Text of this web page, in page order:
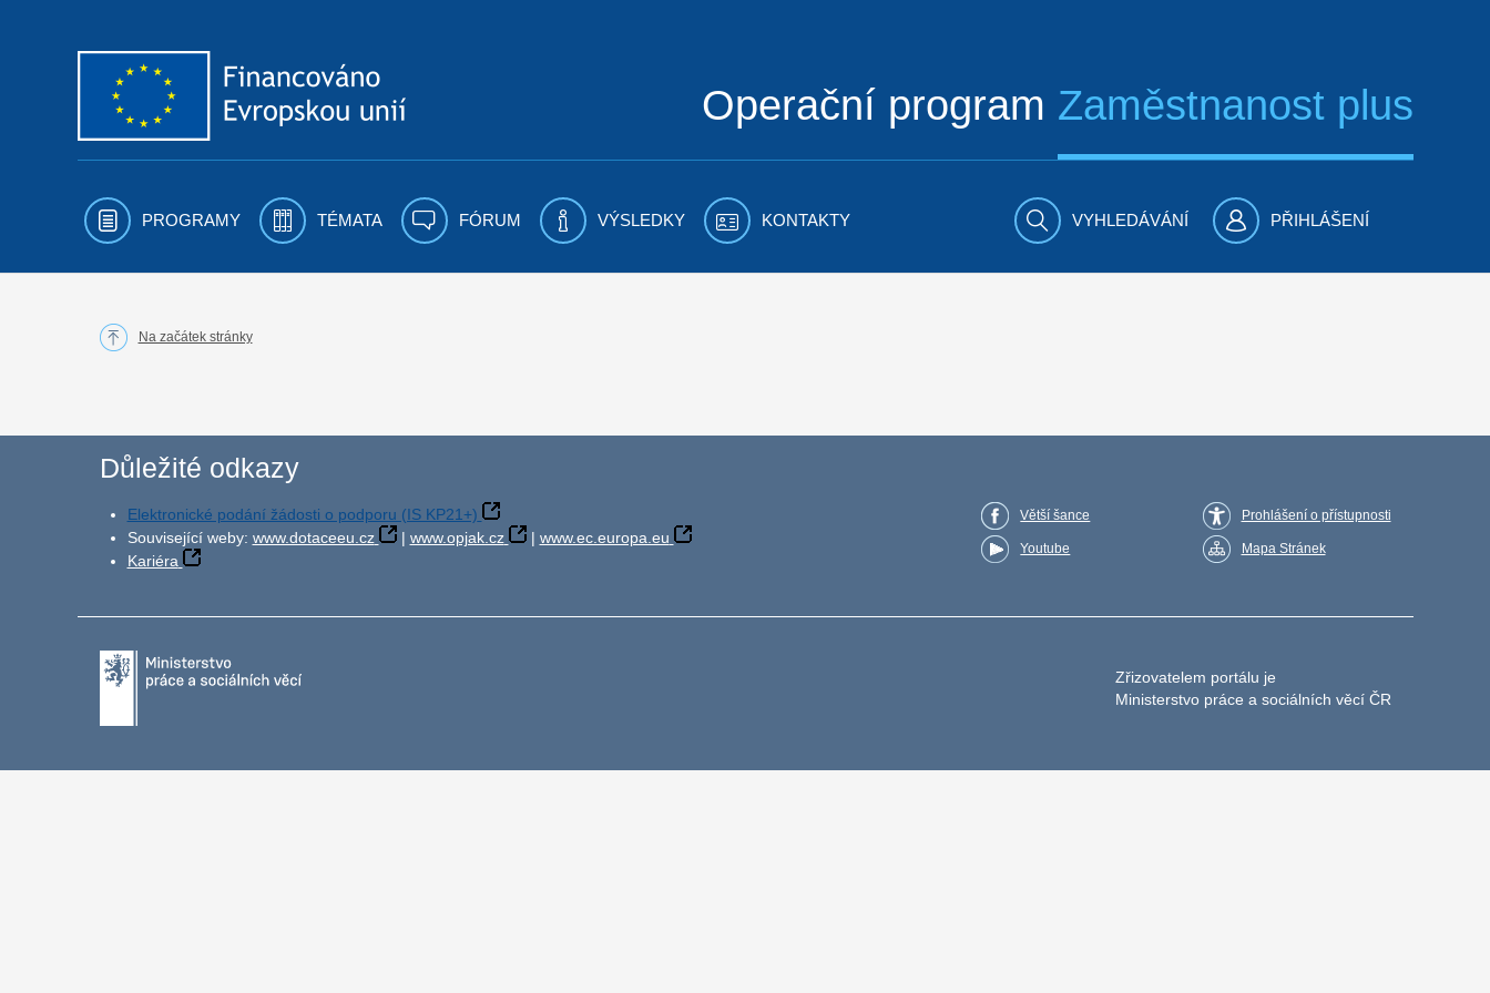
Operační program Zaměstnanost plus
PROGRAMY TÉMATA FÓRUM VÝSLEDKY KONTAKTY VYHLEDÁVÁNÍ PŘIHLÁŠENÍ
Na začátek stránky
Důležité odkazy
Elektronické podání žádosti o podporu (IS KP21+)
Související weby: www.dotaceeu.cz | www.opjak.cz | www.ec.europa.eu
Kariéra
Větší šance
Youtube
Prohlášení o přístupnosti
Mapa Stránek
Zřizovatelem portálu je
Ministerstvo práce a sociálních věcí ČR